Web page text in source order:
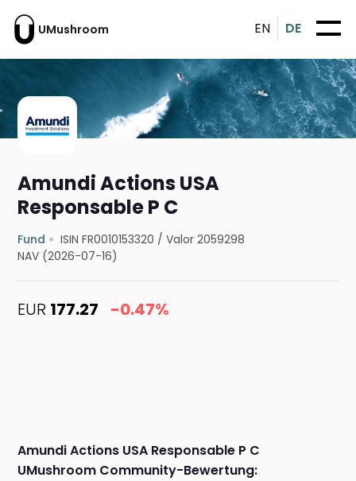
UMushroom EN DE
Amundi Actions USA
Responsable P C
Fund ISIN FR0010153320 /Valor 2059298
NAV (2026-07-16)
EUR 177.27 -0.47%
Amundi Actions USA Responsable P C
UMushroom Community-Bewertung: